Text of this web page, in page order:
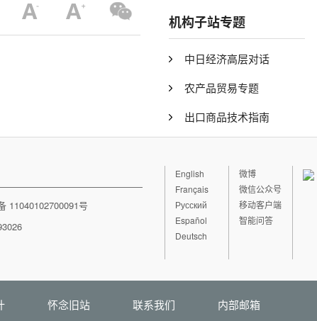
机构子站专题
中日经济高层对话
农产品贸易专题
出口商品技术指南
11040102700091号
English
Français
Русский
Español
Deutsch
微博
微信公众号
移动客户端
智能问答
怀念旧站 联系我们 内部邮箱